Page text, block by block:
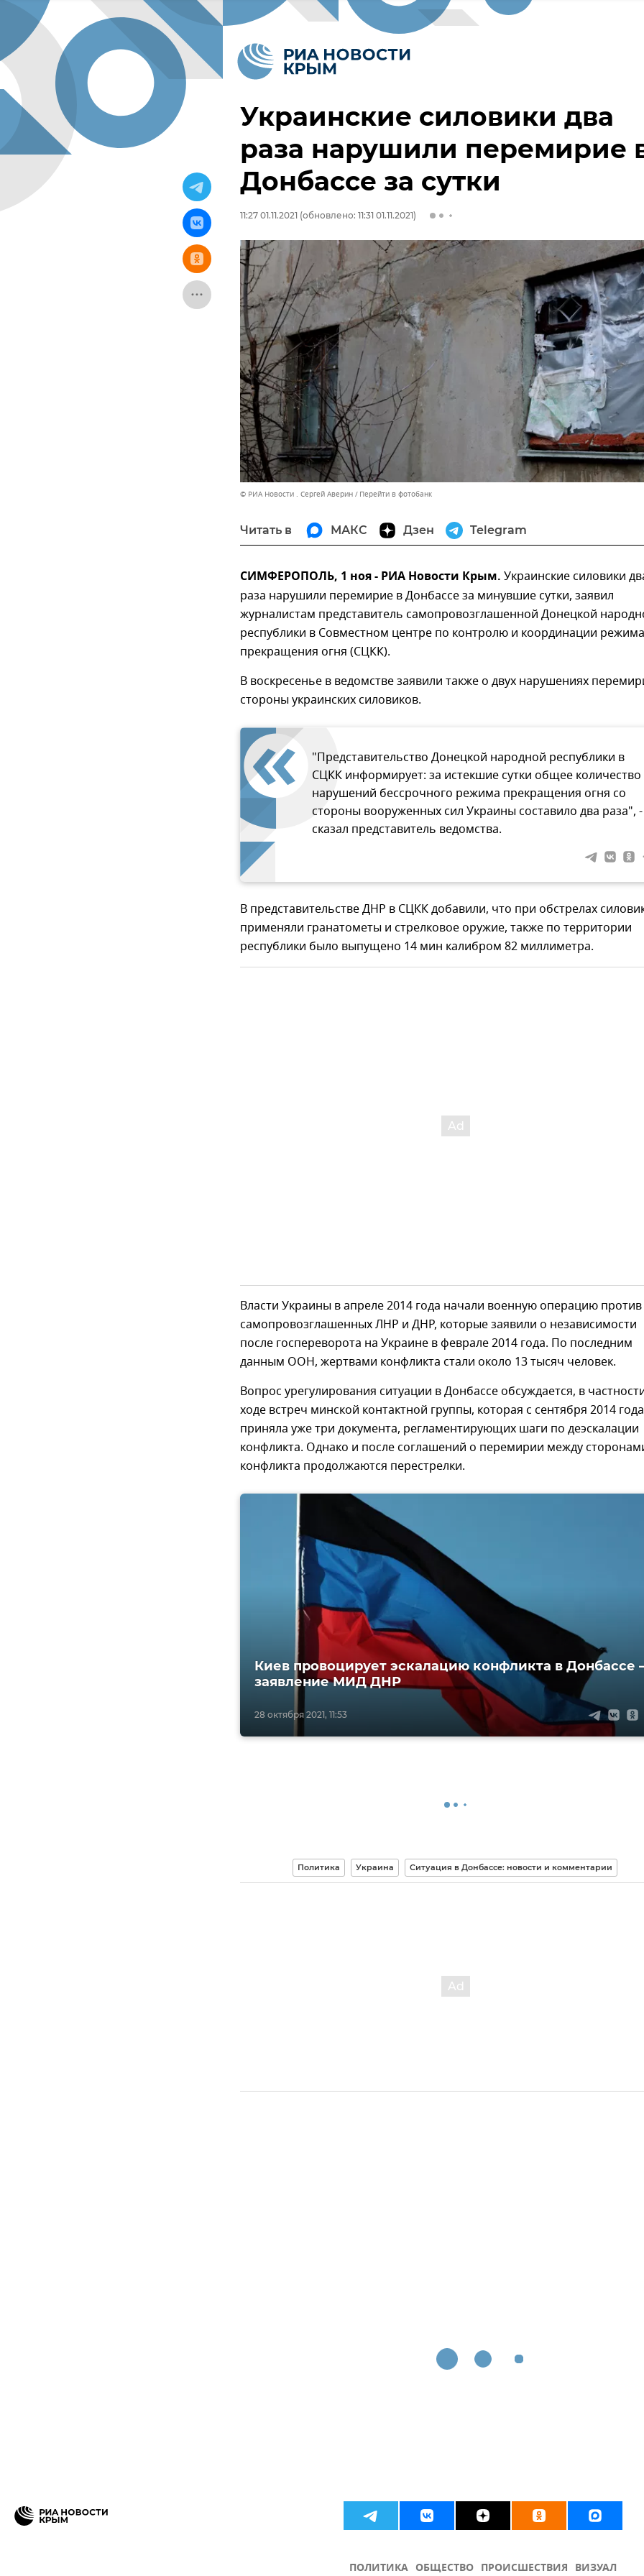
Украинские силовики два
раза нарушили перемирие
Донбассе за сутки
11:27 01.11.2021 (обновлено: 11:31 01.11.2021)
© РИА Новости . Сергей Аверин Перейти в фотобанк
Читать в МАКС Дзен Telegram
СИМФЕРОПОЛЬ, 1 ноя - РИА Новости Крым. Украинские силовики
раза нарушили перемирие в Донбассе за минувшие сутки, заявил
журналистам представитель самопровозглашенной Донецкой
республики в Совместном центре по контролю и координации режима
прекращения огня (СЦКК).
В воскресенье в ведомстве заявили также о двух нарушениях
стороны украинских силовиков.
"Представительство Донецкой народной республики в
СЦКК информирует: за истекшие сутки общее количество
нарушений бессрочного режима прекращения огня со
стороны вооруженных сил Украины составило два раза", -
сказал представитель ведомства.
В представительстве ДНР в СЦКК добавили, что при обстрелах
применяли гранатометы и стрелковое оружие, также по территории
республики было выпущено 14 мин калибром 82 миллиметра.
Власти Украины в апреле 2014 года начали военную операцию против
самопровозглашенных ЛНР и ДНР, которые заявили о независимости
после госпереворота на Украине в феврале 2014 года. По последним
данным ООН, жертвами конфликта стали около 13 тысяч человек.
Вопрос урегулирования ситуации в Донбассе обсуждается, в
ходе встреч минской контактной группы, которая с сентября 2014 года
приняла уже три документа, регламентирующих шаги по деэскалации
конфликта. Однако и после соглашений о перемирии между
конфликта продолжаются перестрелки.
28 октября 2021, 11:53
Киев провоцирует эскалацию конфликта в Донбассе
заявление МИД ДНР
Политика Украина Ситуация в Донбассе: новости и комментарии
ПОЛИТИКА ОБЩЕСТВО ПРОИСШЕСТВИЯ ВИЗУАЛ